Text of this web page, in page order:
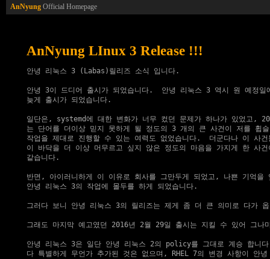
AnNyung Official Homepage
AnNyung LInux 3 Release !!!
안녕 리눅스 3 (Labas)릴리즈 소식 입니다.
안녕 3이 드디어 출시가 되었습니다.  안녕 리눅스 3 역시 원 예정일
늦게 출시가 되었습니다.
일단은, systemd에 대한 변화가 너무 컸던 문제가 하나가 있었고,
는 단어를 더이상 믿지 못하게 될 정도의 3 개의 큰 사건이 저를 휩
작업을 제대로 진행할 수 있는 여력도 없었습니다.  더군다나 이 사
이 바닥을 더 이상 머무르고 싶지 않은 정도의 마음을 가지게 한 사
같습니다.
반면, 아이러니하게 이 이유로 회사를 그만두게 되었고, 나쁜 기억을
안녕 리눅스 3의 작업에 몰두를 하게 되었습니다.
그러다 보니 안녕 리눅스 3의 릴리즈는 제게 좀 더 큰 의미로 다가
그래도 마지막 예고였던 2016년 2월 29일 출시는 지킬 수 있어 그
안녕 리눅스 3은 일단 안녕 리눅스 2의 policy를 그대로 계승 합니
다 특별하게 무언가 추가된 것은 없으며, RHEL 7의 변경 사항이 안